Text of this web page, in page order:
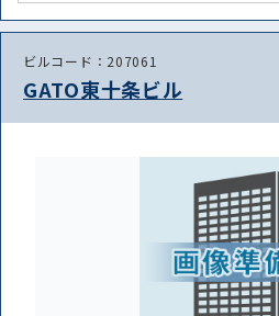
ビルコード：207061
GATO東十条ビル